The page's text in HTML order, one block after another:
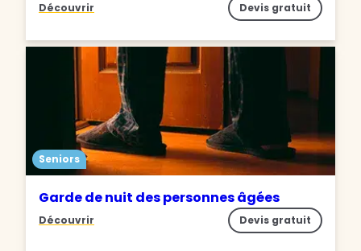
Découvrir Devis gratuit
Seniors
Garde de nuit des personnes âgées
Découvrir Devis gratuit